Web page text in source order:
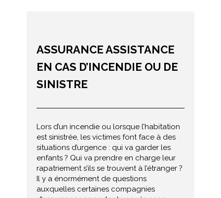
ASSURANCE ASSISTANCE
EN CAS D’INCENDIE OU DE
SINISTRE
Lors d’un incendie ou lorsque l’habitation
est sinistrée, les victimes font face à des
situations d’urgence : qui va garder les
enfants ? Qui va prendre en charge leur
rapatriement s’ils se trouvent à l’étranger ?
Il y a énormément de questions
auxquelles certaines compagnies